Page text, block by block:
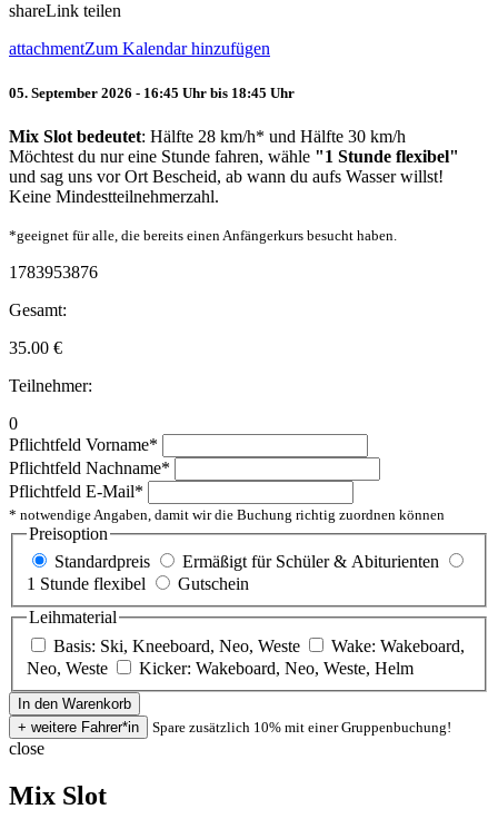
shareLink teilen
attachmentZum Kalendar hinzufügen
05. September 2026 - 16:45 Uhr bis 18:45 Uhr
Mix Slot bedeutet: Hälfte 28 km/h* und Hälfte 30 km/h
Möchtest du nur eine Stunde fahren, wähle "1 Stunde flexibel"
und sag uns vor Ort Bescheid, ab wann du aufs Wasser willst!
Keine Mindestteilnehmerzahl.
*geeignet für alle, die bereits einen Anfängerkurs besucht haben.
1783953876
Gesamt:
35.00 €
Teilnehmer:
0
Pflichtfeld Vorname*
Pflichtfeld Nachname*
Pflichtfeld E-Mail*
* notwendige Angaben, damit wir die Buchung richtig zuordnen können
Preisoption
Standardpreis
Ermäßigt für Schüler & Abiturienten
1 Stunde flexibel
Gutschein
Leihmaterial
Basis: Ski, Kneeboard, Neo, Weste
Wake: Wakeboard,
Neo, Weste
Kicker: Wakeboard, Neo, Weste, Helm
Spare zusätzlich 10% mit einer Gruppenbuchung!
close
Mix Slot